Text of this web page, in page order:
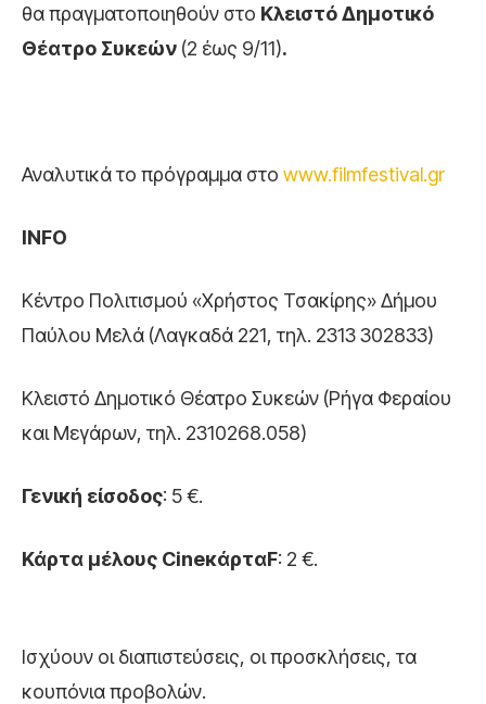
θα πραγματοποιηθούν στο Κλειστό Δημοτικό
Θέατρο Συκεών (2 έως 9/11).
Αναλυτικά το πρόγραμμα στο www.filmfestival.gr
INFO
Κέντρο Πολιτισμού «Χρήστος Τσακίρης» Δήμου
Παύλου Μελά (Λαγκαδά 221, τηλ. 2313 302833)
Κλειστό Δημοτικό Θέατρο Συκεών (Ρήγα Φεραίου
και Μεγάρων, τηλ. 2310268.058)
Γενική είσοδος: 5 €.
Κάρτα μέλους CineκάρταF: 2 €.
Ισχύουν οι διαπιστεύσεις, οι προσκλήσεις, τα
κουπόνια προβολών.